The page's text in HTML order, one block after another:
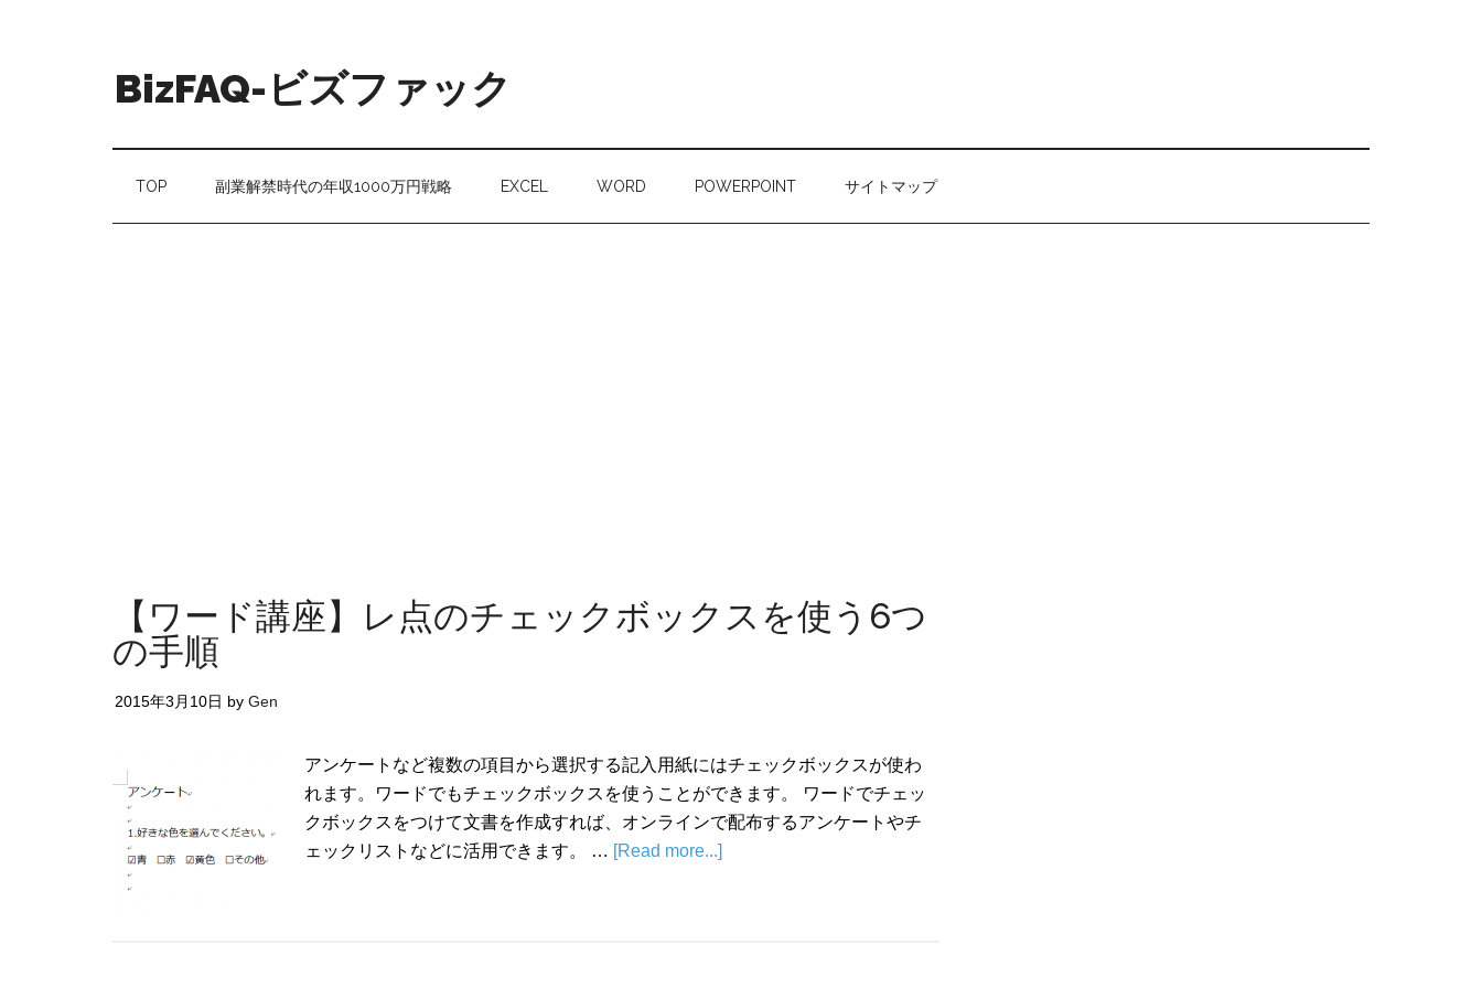
BizFAQ-ビズファック
TOP 副業解禁時代の年収1000万円戦略 EXCEL WORD POWERPOINT サイトマップ
【ワード講座】レ点のチェックボックスを使う6つ
の手順
2015年3月10日 by Gen
アンケートなど複数の項目から選択する記入用紙にはチェックボックスが使わ
れます。ワードでもチェックボックスを使うことができます。 ワードでチェッ
クボックスをつけて文書を作成すれば、オンラインで配布するアンケートやチ
ェックリストなどに活用できます。 … [Read more...]